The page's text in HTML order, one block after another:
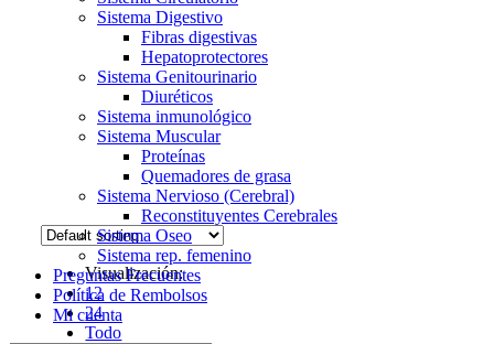
Sistema Digestivo
Fibras digestivas
Hepatoprotectores
Sistema Genitourinario
Diuréticos
Sistema inmunológico
Sistema Muscular
Proteínas
Quemadores de grasa
Sistema Nervioso (Cerebral)
Reconstituyentes Cerebrales
Sistema Oseo
Sistema rep. femenino
Preguntas Frecuentes
Política de Rembolsos
Mi cuenta
Visualización:
12
24
Todo